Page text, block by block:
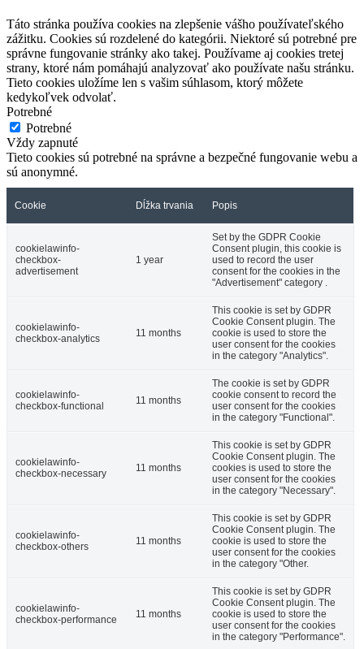
Táto stránka používa cookies na zlepšenie vášho používateľského
zážitku. Cookies sú rozdelené do kategórii. Niektoré sú potrebné pre
správne fungovanie stránky ako takej. Používame aj cookies tretej
strany, ktoré nám pomáhajú analyzovať ako používate našu stránku.
Tieto cookies uložíme len s vašim súhlasom, ktorý môžete
kedykoľvek odvolať.
Potrebné
Potrebné
Vždy zapnuté
Tieto cookies sú potrebné na správne a bezpečné fungovanie webu a
sú anonymné.
Cookie Dĺžka trvania Popis
cookielawinfo-
checkbox-
advertisement
1 year
Set by the GDPR Cookie
Consent plugin, this cookie is
used to record the user
consent for the cookies in the
"Advertisement" category .
cookielawinfo-
checkbox-analytics
11 months
This cookie is set by GDPR
Cookie Consent plugin. The
cookie is used to store the
user consent for the cookies
in the category "Analytics".
cookielawinfo-
checkbox-functional
11 months
The cookie is set by GDPR
cookie consent to record the
user consent for the cookies
in the category "Functional".
cookielawinfo-
checkbox-necessary
11 months
This cookie is set by GDPR
Cookie Consent plugin. The
cookies is used to store the
user consent for the cookies
in the category "Necessary".
cookielawinfo-
checkbox-others
11 months
This cookie is set by GDPR
Cookie Consent plugin. The
cookie is used to store the
user consent for the cookies
in the category "Other.
cookielawinfo-
checkbox-performance
11 months
This cookie is set by GDPR
Cookie Consent plugin. The
cookie is used to store the
user consent for the cookies
in the category "Performance".